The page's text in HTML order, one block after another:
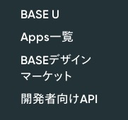
BASE U
Apps一覧
BASEデザイン
マーケット
開発者向けAPI